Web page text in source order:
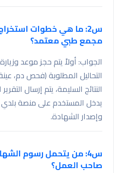
س2: ما هي خطوات
مجمع طبي معتمد؟
الجواب: أولاً يتم حجز موعد
التحاليل المطلوبة (فحص دم،
النتائج السليمة، يتم إرسال
يدخل المستخدم على منصة بلدي
وإصدار الشهادة.
س4: من يتحمل رسوم
صاحب العمل؟